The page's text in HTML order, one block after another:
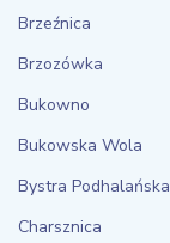
Brzeźnica
Brzozówka
Bukowno
Bukowska Wola
Bystra Podhalańska
Charsznica